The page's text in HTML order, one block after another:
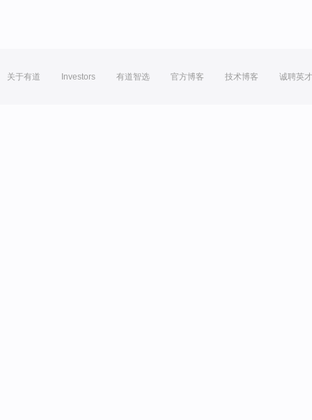
关于有道 Investors 有道智选 官方博客 技术博客 诚聘英才